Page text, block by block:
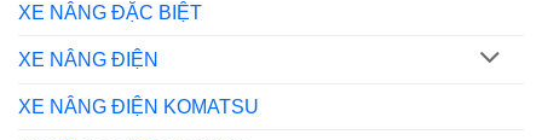
XE NÂNG ĐẶC BIỆT
XE NÂNG ĐIỆN
XE NÂNG ĐIỆN KOMATSU